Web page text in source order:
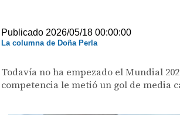
Publicado 2026/05/18 00:00:00
La columna de Doña Perla
Todavía no ha empezado el Mundial
competencia le metió un gol de media